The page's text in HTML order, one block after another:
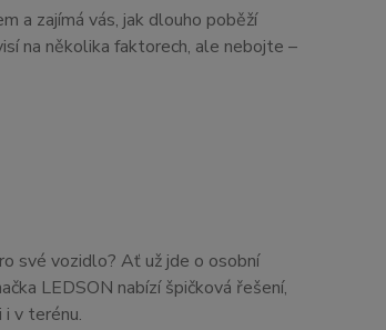
a zajímá vás, jak dlouho poběží
na několika faktorech, ale nebojte –
své vozidlo? Ať už jde o osobní
LEDSON nabízí špičková řešení,
v terénu.